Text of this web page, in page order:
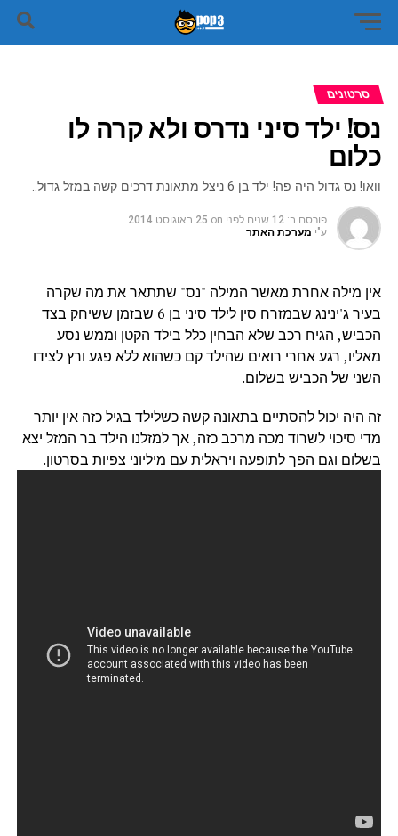
סרטונים
נס! ילד סיני נדרס ולא קרה לו
כלום
וואו! נס גדול היה פה! ילד בן 6 ניצל מתאונת דרכים קשה במזל גדול..
פורסם ב: 12 שנים לפני on 25 באוגוסט 2014
ע"י מערכת האתר
אין מילה אחרת מאשר המילה "נס" שתתאר את מה שקרה
בעיר ג'ינינג שבמזרח סין לילד סיני בן 6 שבזמן ששיחק בצד
הכביש, הגיח רכב שלא הבחין כלל בילד הקטן וממש נסע
מאליו, רגע אחרי רואים שהילד קם כשהוא ללא פגע ורץ לצידו
השני של הכביש בשלום.
זה היה יכול להסתיים בתאונה קשה כשלילד בגיל כזה אין יותר
מדי סיכוי לשרוד מכה מרכב כזה, אך למזלנו הילד בר המזל יצא
בשלום וגם הפך לתופעה ויראלית עם מיליוני צפיות בסרטון.